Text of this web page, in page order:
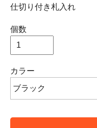
仕切り付き札入れ
個数
カラー